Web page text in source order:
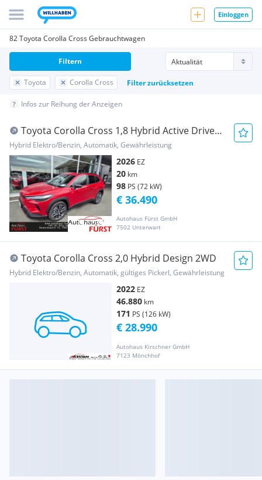
Einloggen
82 Toyota Corolla Cross Gebrauchtwagen
Toyota Corolla Cross Filter zurücksetzen
Filtern
Infos zur Reihung der Anzeigen
Toyota Corolla Cross 1,8 Hybrid Active Drive
2WD
Hybrid Elektro/Benzin, Automatik, Gewährleistung
2026 EZ
20 km
98 PS (72 kW)
Autohaus Fürst GmbH
7502 Unterwart
€ 36.490
Toyota Corolla Cross 2,0 Hybrid Design 2WD
Hybrid Elektro/Benzin, Automatik, gültiges Pickerl, Gewährleistung
2022 EZ
46.880 km
171 PS (126 kW)
Autohaus Kirschner GmbH
7123 Mönchhof
€ 28.990